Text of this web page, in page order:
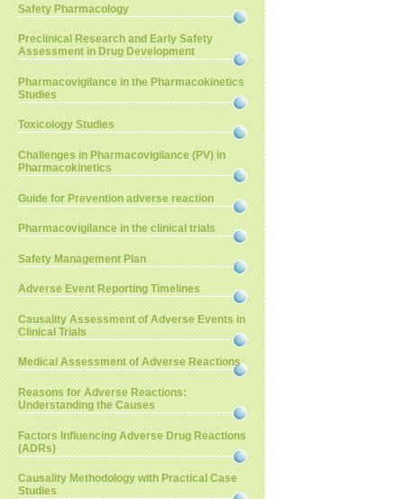
Safety Pharmacology
Preclinical Research and Early Safety
Assessment in Drug Development
Pharmacovigilance in the Pharmacokinetics
Studies
Toxicology Studies
Challenges in Pharmacovigilance (PV) in
Pharmacokinetics
Guide for Prevention adverse reaction
Pharmacovigilance in the clinical trials
Safety Management Plan
Adverse Event Reporting Timelines
Causality Assessment of Adverse Events in
Clinical Trials
Medical Assessment of Adverse Reactions
Reasons for Adverse Reactions:
Understanding the Causes
Factors Influencing Adverse Drug Reactions
(ADRs)
Causality Methodology with Practical Case
Studies